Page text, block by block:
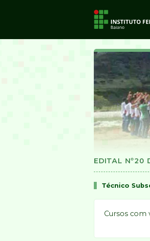
EDITAL Nº20
Técnico
Cursos com